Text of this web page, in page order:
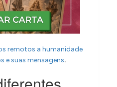
remotos a humanidade
e suas mensagens.